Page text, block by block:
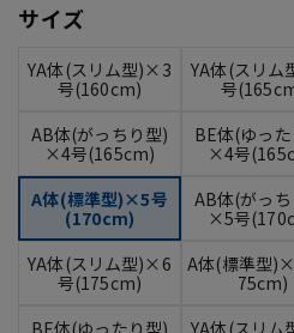
サイズ
YA体(スリム型)×3
号(160cm)
YA体(スリ
号
AB体(がっちり型)
×4号(165cm)
BE体(ゆっ
×4号
A体(標準型)×5号
(170cm)
AB体(がっ
×5号
YA体(スリム型)×6
号(175cm)
A体(標準型
75cm)
BE体(ゆったり型)
YA体(スリ